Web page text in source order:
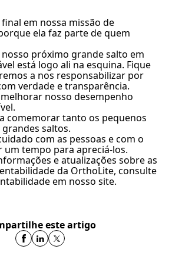
em nossa missão de
ela faz parte de quem
próximo grande salto em
está logo ali na esquina. Fique
a nos responsabilizar por
verdade e transparência.
nosso desempenho
comemorar tanto os pequenos
saltos.
com as pessoas e com o
um tempo para apreciá-los.
e atualizações sobre as
da OrthoLite, consulte
em nosso site.
este artigo